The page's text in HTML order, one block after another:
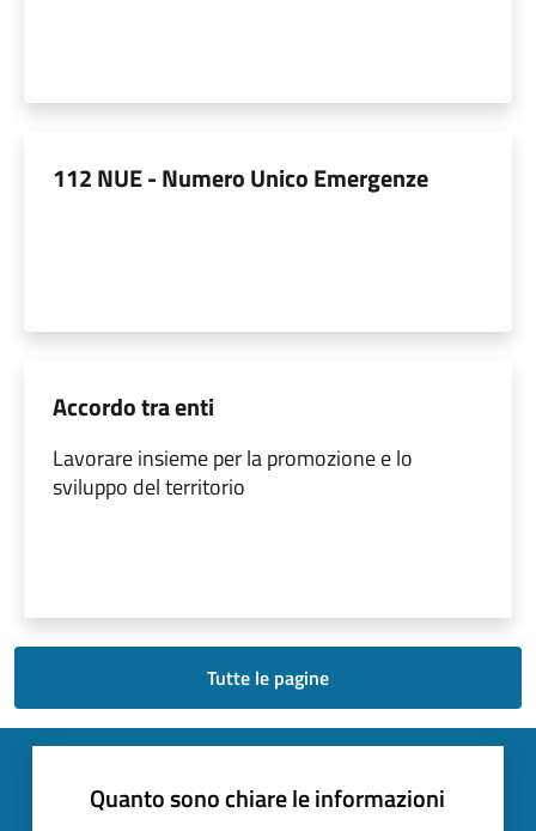
112 NUE - Numero Unico Emergenze
Accordo tra enti
Lavorare insieme per la promozione e lo
sviluppo del territorio
Tutte le pagine
Quanto sono chiare le informazioni